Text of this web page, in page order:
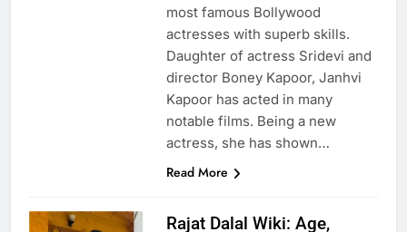
most famous Bollywood
actresses with superb skills.
Daughter of actress Sridevi and
director Boney Kapoor, Janhvi
Kapoor has acted in many
notable films. Being a new
actress, she has shown…
Read More
Rajat Dalal Wiki: Age,